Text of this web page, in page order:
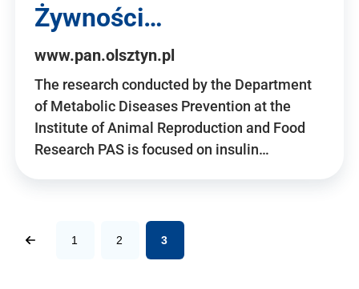
Żywności…
www.pan.olsztyn.pl
The research conducted by the Department
of Metabolic Diseases Prevention at the
Institute of Animal Reproduction and Food
Research PAS is focused on insulin…
1 2 3